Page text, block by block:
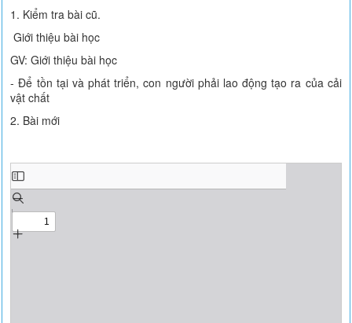
1. Kiểm tra bài cũ.
Giới thiệu bài học
GV: Giới thiệu bài học
- Để tồn tại và phát triển, con người phải lao động tạo ra của cải
vật chất
2. Bài mới